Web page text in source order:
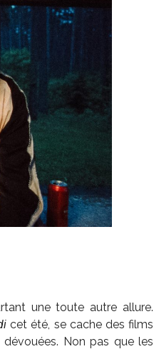
une toute autre allure.
cet été, se cache des films
Non pas que les